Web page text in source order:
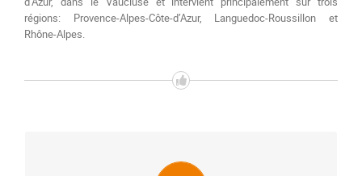
régions: Provence-Alpes-Côte-d’Azur, Languedoc-Roussillon et
Rhône-Alpes.
ASSAINISSEMENT